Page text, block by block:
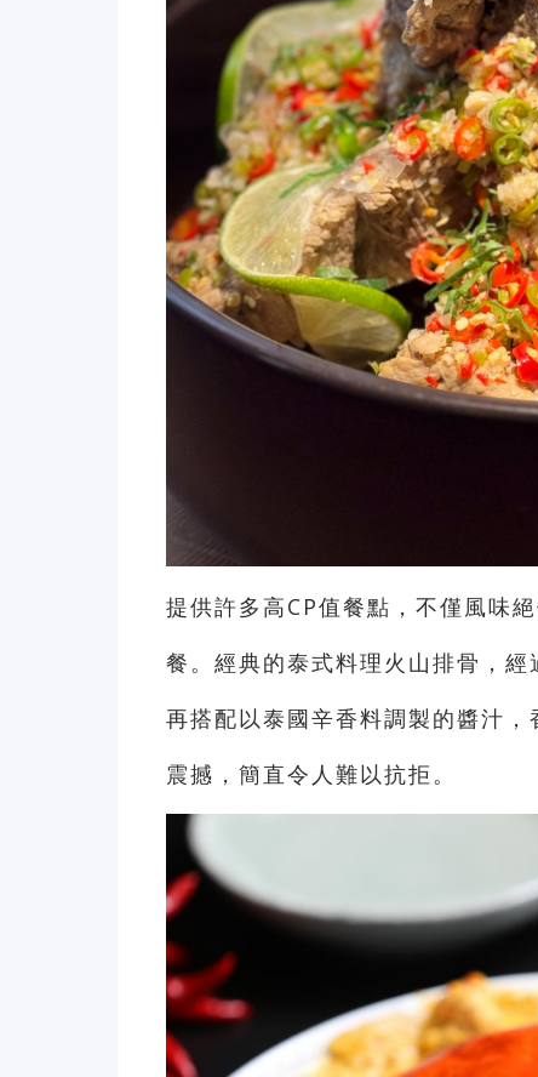
提供許多高CP值餐點，不僅風味
餐。經典的泰式料理火山排骨，經
再搭配以泰國辛香料調製的醬汁
震撼，簡直令人難以抗拒。